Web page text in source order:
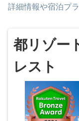
詳細情報や宿泊プ
都リゾー
レスト